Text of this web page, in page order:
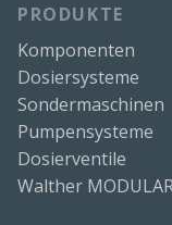
PRODUKTE
Komponenten
Dosiersysteme
Sondermaschinen
Pumpensysteme
Dosierventile
Walther